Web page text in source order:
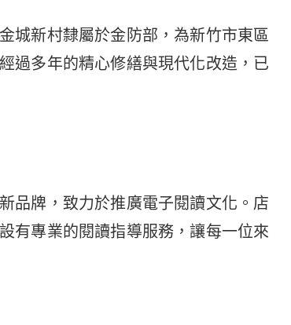
城新村隸屬於金防部，為新竹市東區
過多年的精心修繕與現代化改造，已
品牌，致力於推廣電子閱讀文化。店
有專業的閱讀指導服務，讓每一位來